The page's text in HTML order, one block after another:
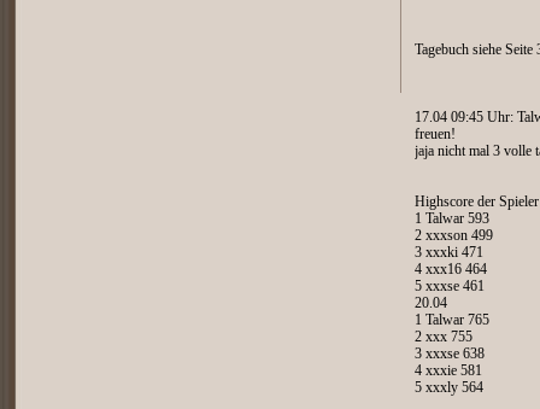
Tagebuch siehe Seite
17.04 09:45 Uhr:
freuen!
jaja nicht mal 3 volle
Highscore der
1 Talwar 593
2 xxxson 499
3 xxxki 471
4 xxx16 464
5 xxxse 461
20.04
1 Talwar 765
2 xxx 755
3 xxxse 638
4 xxxie 581
5 xxxly 564